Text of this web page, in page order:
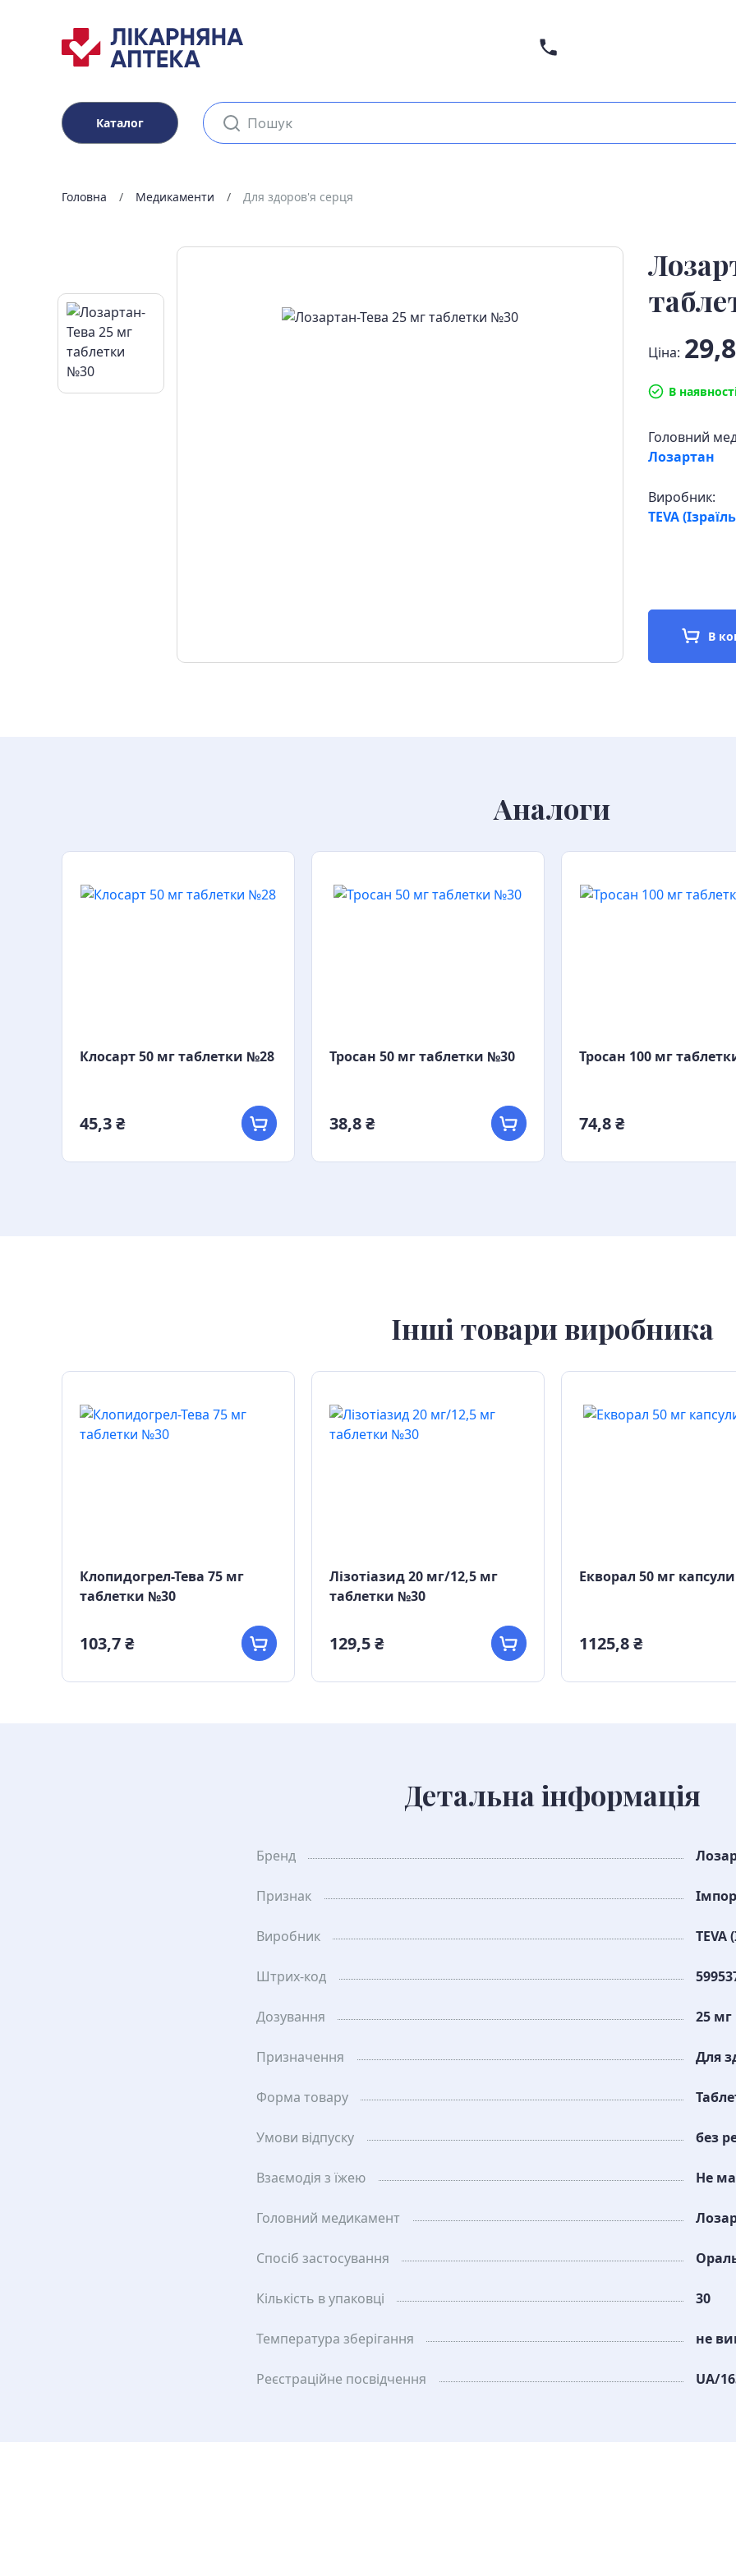
Каталог
Головна Медикаменти Для здоров'я серця
Ціна:
В
Головний
Лозартан
Виробник:
TEVA
В
Аналоги
Клосарт 50 мг таблетки №28
45,3 ₴
Тросан 50 мг таблетки №30
38,8 ₴
Тросан 100 мг
74,8 ₴
Інші товари виробника
Клопидогрел-Тева 75 мг
таблетки №30
103,7 ₴
Лізотіазид 20 мг/12,5 мг
таблетки №30
129,5 ₴
Екворал 50 мг
1125,8 ₴
Детальна інформація
Бренд
Признак
Виробник TEVA
Штрих-код
Дозування 25 мг
Призначення Для
Форма товару
Умови відпуску без
Взаємодія з їжею Не
Головний медикамент
Спосіб застосування
Кількість в упаковці 30
Температура зберiгання не
Реєстраційне посвідчення UA/